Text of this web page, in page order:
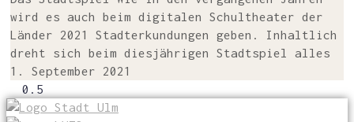
wird es auch beim digi­ta­len Schul­thea­ter der
Län­der 2021 Stadt­er­kun­dun­gen geben. Inhalt­lich
dreht sich beim dies­jäh­ri­gen Stadt­spiel alles
1. September 2021